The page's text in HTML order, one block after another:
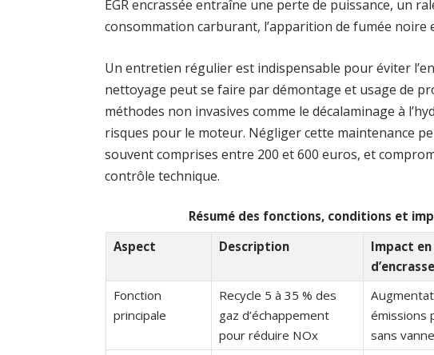
EGR encrassée entraîne une perte de puissance, un
consommation carburant, l’apparition de fumée noire
Un entretien régulier est indispensable pour éviter
nettoyage peut se faire par démontage et usage de
méthodes non invasives comme le décalaminage à
risques pour le moteur. Négliger cette maintenance
souvent comprises entre 200 et 600 euros, et
contrôle technique.
Résumé des fonctions, conditions et
Aspect
Description
Impact en
Fonction
principale
Recycle 5 à 35 % des
gaz d’échappement
pour réduire NOx
émissions
sans